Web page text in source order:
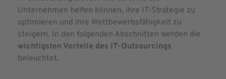
Unternehmen helfen können, ihre IT-Strategie zu
optimieren und ihre Wettbewerbsfähigkeit zu
steigern. In den folgenden Abschnitten werden die
wichtigsten Vorteile des IT-Outsourcings
beleuchtet.